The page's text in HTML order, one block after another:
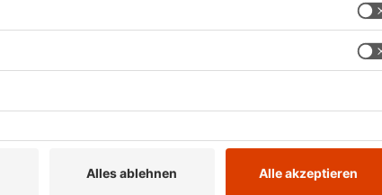
"Phonics Song With Two Sords" (Das ABC-
Mark Ronson feat. Bruno Mars -"Uptown Funk":5,4